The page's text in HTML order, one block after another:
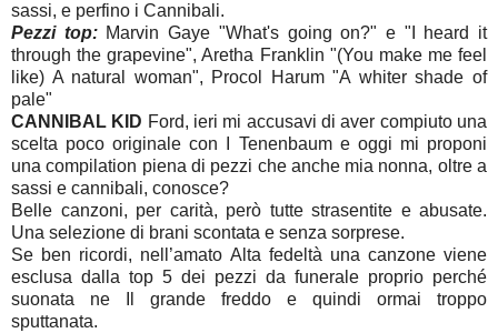
sassi, e perfino i Cannibali.
Pezzi top:Marvin Gaye "What's going on?" e "I heard it
through the grapevine", Aretha Franklin "(You make me feel
like) A natural woman", Procol Harum "A whiter shade of
pale"
CANNIBAL KID Ford, ieri mi accusavi di aver compiuto una
scelta poco originale con I Tenenbaum e oggi mi proponi
una compilation piena di pezzi che anche mia nonna, oltre a
sassi e cannibali, conosce?
Belle canzoni, per carità, però tutte strasentite e abusate.
Una selezione di brani scontata e senza sorprese.
Se ben ricordi, nell’amato Alta fedeltà una canzone viene
esclusa dalla top 5 dei pezzi da funerale proprio perché
suonata ne Il grande freddo e quindi ormai troppo
sputtanata.